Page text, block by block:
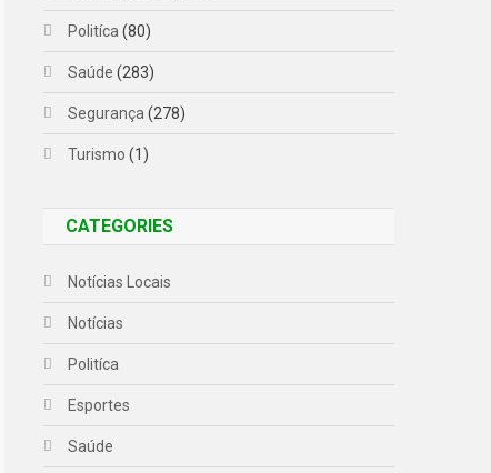
Politíca (80)
Saúde (283)
Segurança (278)
Turismo (1)
CATEGORIES
Notícias Locais
Notícias
Politíca
Esportes
Saúde